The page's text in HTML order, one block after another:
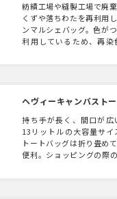
紡績工場や縫製工場で廃
くずや落ちわたを再利用
ンマルシェバッグ。色が
利用しているため、再染
ヘヴィーキャンバストー
持ち手が長く、間口が広
13リットルの大容量サ
トートバッグは折り畳め
便利。ショッピングの際